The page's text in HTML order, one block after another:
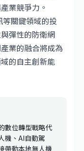
業競爭力。
關鍵領域的投
彈性的防衛網
業的融合將成為
的自主創新能
數位轉型戰略代
機、AI自動駕
帶動本地無人機